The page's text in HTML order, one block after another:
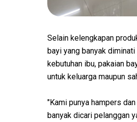
Selain kelengkapan
bayi yang banyak
kebutuhan ibu, pakaian
untuk keluarga maupun
"Kami punya hampers
banyak dicari pelanggan